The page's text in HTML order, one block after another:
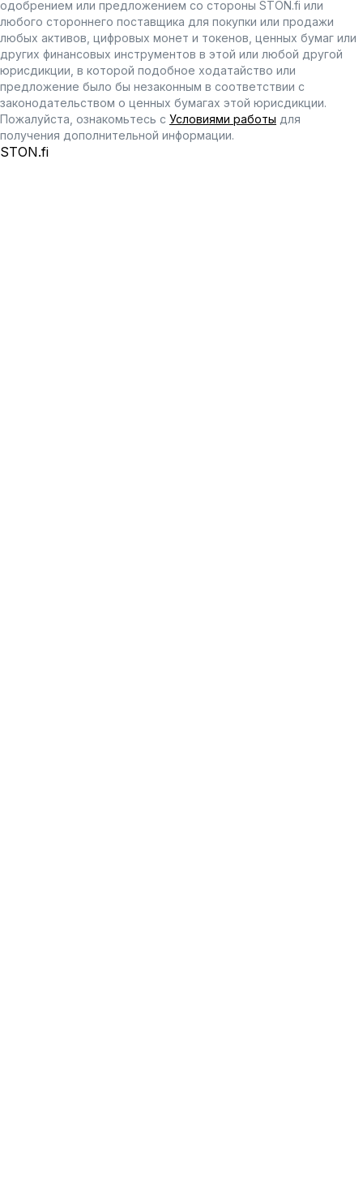
одобрением или предложением со стороны STON.fi или
любого стороннего поставщика для покупки или продажи
любых активов, цифровых монет и токенов, ценных бумаг или
других финансовых инструментов в этой или любой другой
юрисдикции, в которой подобное ходатайство или
предложение было бы незаконным в соответствии с
законодательством о ценных бумагах этой юрисдикции.
Пожалуйста, ознакомьтесь с Условиями работы для
получения дополнительной информации.
STON.fi